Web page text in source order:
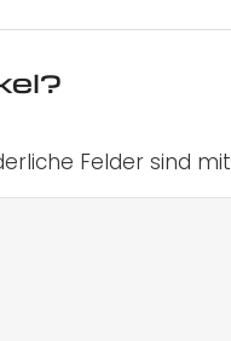
Felder sind mit